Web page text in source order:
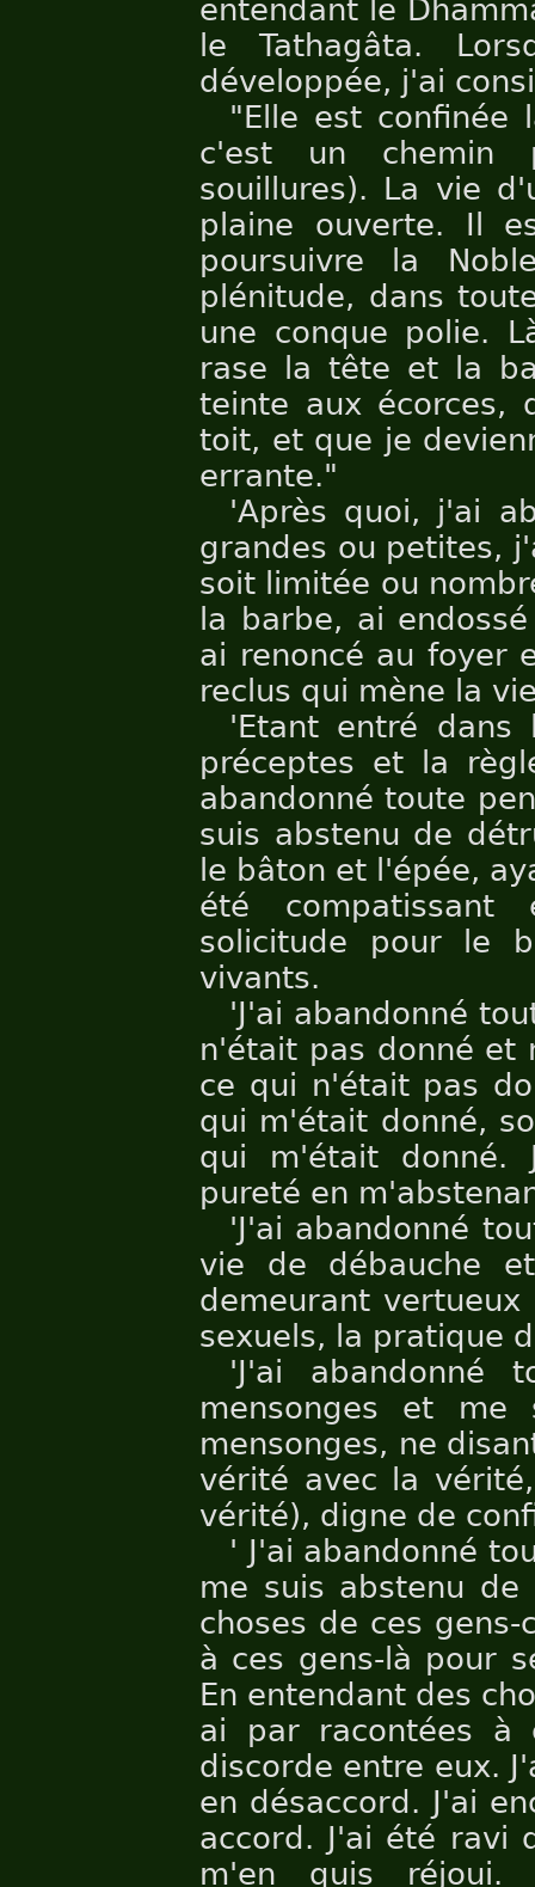
entendant le
le Tathagâta.
développée, j'ai
"Elle est confinée
c'est un chemin
souillures). La vie
plaine ouverte. Il
poursuivre la
plénitude, dans
une conque polie.
rase la tête et la
teinte aux écorces,
toit, et que je
errante."
'Après quoi, j'ai
grandes ou petites,
soit limitée ou
la barbe, ai
ai renoncé au foyer
reclus qui mène la
'Etant entré dans
préceptes et la
abandonné toute
suis abstenu de
le bâton et l'épée,
été
solicitude pour le
vivants.
'J'ai abandonné
n'était pas donné et
ce qui n'était pas
qui m'était donné,
qui m'était donné.
pureté en
'J'ai abandonné
vie de débauche
demeurant
sexuels, la pratique
'J'ai abandonné
mensonges et
mensonges, ne
vérité avec la
vérité), digne de
' J'ai abandonné
me suis abstenu de
choses de ces
à ces gens-là pour
En entendant des
ai par racontées à
discorde entre eux.
en désaccord. J'ai
accord. J'ai été ravi
m'en quis